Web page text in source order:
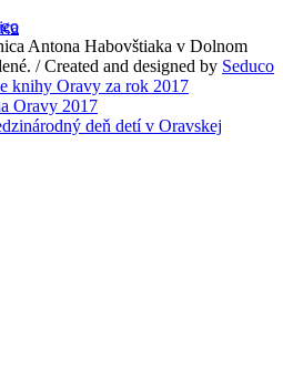
Antona Habovštiaka v Dolnom
/ Created and designed by Seduco
knihy Oravy za rok 2017
deň detí v Oravskej